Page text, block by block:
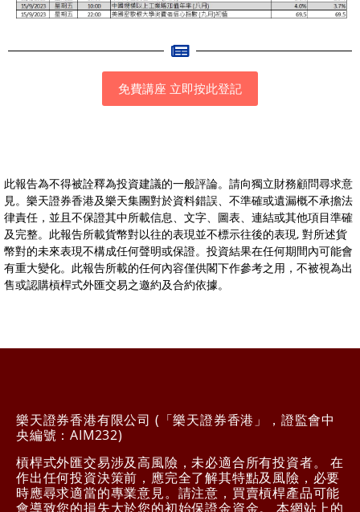
免費講座 立即按此登記
此報告為不得被詮釋為投資建議的一般評論。請向獨立財務顧問尋求意
見。樂天證券香港及樂天集團對於資料錯誤、不準確或遺漏概不承擔法
律責任，並且不保證其中所載信息、文字、圖表、連結或其他項目準確
及完整。此報告所載貨幣對以往的表現並不標示往後的表現, 對所述貨
幣對的未來表現不構成任何聲明或保證。投資結果在任何期間內可能會
有重大變化。此報告所載的任何內容僅供閣下作參考之用，不被視為出
售或認購槓桿式外匯交易之邀約及合約依據。
樂天證券香港有限公司 (「樂天證券香港」，證監會中
央編號：AIM232)
槓桿式外匯交易涉及高風險，未必適合所有投資者。 在
作出任何投資決策前，應完全了解其特點及風險，必要
時應尋求適當的專業意見。請注意，買賣槓桿產品可能
會導致您的損失大於您的初始保證金資金。 本網站上的